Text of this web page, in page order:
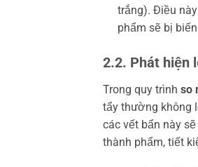
trắng). Điều
phẩm sẽ bị
2.2. Phát hiện
Trong quy trình so
tẩy thường không
các vết bẩn này
thành phẩm, tiết